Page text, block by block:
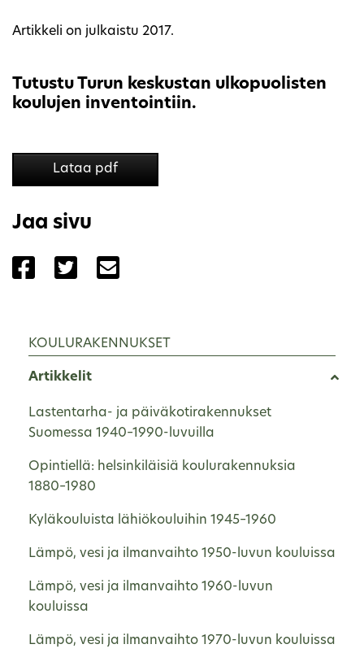
Artikkeli on julkaistu 2017.
Tutustu Turun keskustan ulkopuolisten
koulujen inventointiin.
Lataa pdf
Jaa sivu
Jaa sivu palvelussa Facebook
Jaa sivu palvelussa Twitter
KOULURAKENNUKSET
Artikkelit
Lastentarha- ja päiväkotirakennukset
Suomessa 1940–1990-luvuilla
Opintiellä: helsinkiläisiä koulurakennuksia
1880–1980
Kyläkouluista lähiökouluihin 1945–1960
Lämpö, vesi ja ilmanvaihto 1950-luvun kouluissa
Lämpö, vesi ja ilmanvaihto 1960-luvun
kouluissa
Lämpö, vesi ja ilmanvaihto 1970-luvun kouluissa